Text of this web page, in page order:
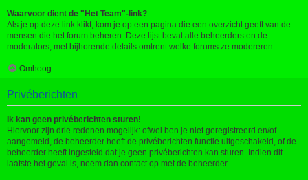
Waarvoor dient de "Het Team"-link?
Als je op deze link klikt, kom je op een pagina die een overzicht geeft van de
mensen die het forum beheren. Deze lijst bevat alle beheerders en de
moderators, met bijhorende details omtrent welke forums ze modereren.
Omhoog
Privéberichten
Ik kan geen privéberichten sturen!
Hiervoor zijn drie redenen mogelijk: ofwel ben je niet geregistreerd en/of
aangemeld, de beheerder heeft de privéberichten functie uitgeschakeld, of de
beheerder heeft ingesteld dat je geen privéberichten kan sturen. Indien dit
laatste het geval is, neem dan contact op met de beheerder.